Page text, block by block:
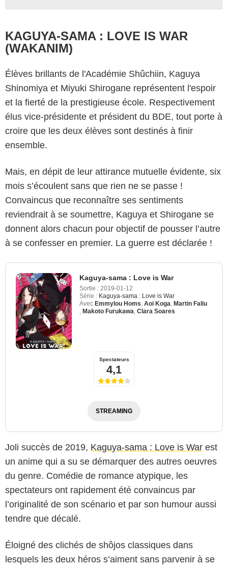
KAGUYA-SAMA : LOVE IS WAR
(WAKANIM)
Élèves brillants de l'Académie Shûchiin, Kaguya
Shinomiya et Miyuki Shirogane représentent l'espoir
et la fierté de la prestigieuse école. Respectivement
élus vice-présidente et président du BDE, tout porte à
croire que les deux élèves sont destinés à finir
ensemble.
Mais, en dépit de leur attirance mutuelle évidente, six
mois s’écoulent sans que rien ne se passe !
Convaincus que reconnaître ses sentiments
reviendrait à se soumettre, Kaguya et Shirogane se
donnent alors chacun pour objectif de pousser l’autre
à se confesser en premier. La guerre est déclarée !
Kaguya-sama : Love is War
Sortie : 2019-01-12
Série : Kaguya-sama : Love is War
Avec Emmylou Homs Aoi Koga Martin Faliu
Makoto Furukawa Clara Soares
Spectateurs
4,1
STREAMING
Joli succès de 2019, Kaguya-sama : Love is War est
un anime qui a su se démarquer des autres oeuvres
du genre. Comédie de romance atypique, les
spectateurs ont rapidement été convaincus par
l’originalité de son scénario et par son humour aussi
tendre que décalé.
Éloigné des clichés de shôjos classiques dans
lesquels les deux héros s’aiment sans parvenir à se